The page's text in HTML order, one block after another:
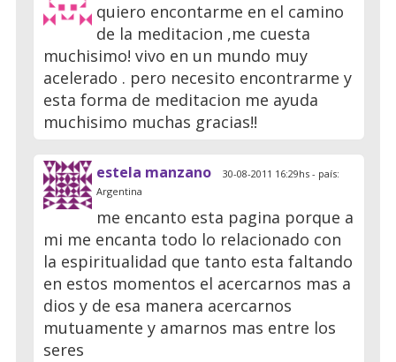
quiero encontarme en el camino
de la meditacion ,me cuesta
muchisimo! vivo en un mundo muy
acelerado . pero necesito encontrarme y
esta forma de meditacion me ayuda
muchisimo muchas gracias!!
estela manzano 30-08-2011 16:29hs - país:
Argentina
me encanto esta pagina porque a
mi me encanta todo lo relacionado con
la espiritualidad que tanto esta faltando
en estos momentos el acercarnos mas a
dios y de esa manera acercarnos
mutuamente y amarnos mas entre los
seres